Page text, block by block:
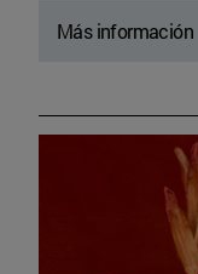
Más información